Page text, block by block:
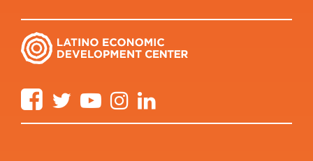
FacebookTwitter YouTube Instagram